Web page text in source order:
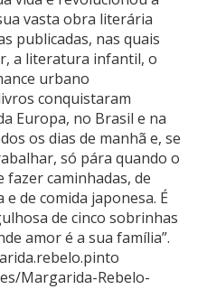
vasta obra literária
publicadas, nas quais
a literatura infantil, o
urbano
conquistaram
Europa, no Brasil e na
os dias de manhã e, se
só pára quando o
fazer caminhadas, de
de comida japonesa. É
de cinco sobrinhas
amor é a sua família”.
Margarida-Rebelo-